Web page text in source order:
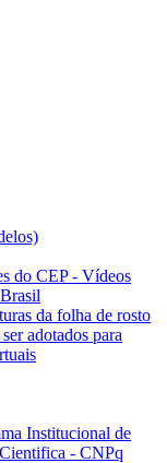
do CEP - Vídeos
da folha de rosto
adotados para
Institucional de
- CNPq